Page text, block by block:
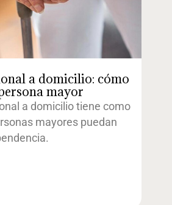
a domicilio: cómo
mayor
a domicilio tiene como
mayores puedan